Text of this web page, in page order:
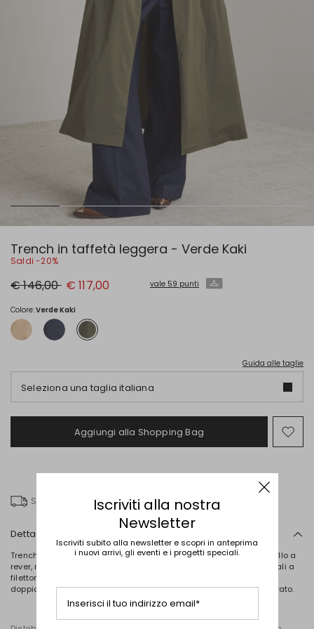
Trench in taffetà leggera - Verde Kaki
Saldi -20%
Prezzo
originale
146,00
€ 146,00 Nuovo
prezzo
117,00
€ 117,00 vale 59 punti
Colore:Verde Kaki
Guida alle taglie
Seleziona una taglia italiana
Aggiungi alla Shopping Bag
Spedizione gratuita
Dettagli
Trench lungo dalla linea over realizzato in taffetà leggera, con collo a
rever, maniche lunghe raglan, con cinturino al polso, tasche laterali a
filettone, mantellina e spacco centrale nel retro. Allacciatura
doppiopetto tramite bottoni e cintura coordinata. Capo semifoderato.
Iscriviti alla nostra
Newsletter
Iscriviti subito alla newsletter e scopri in anteprima
i nuovi arrivi, gli eventi e i progetti speciali.
Inserisci il tuo indirizzo email*